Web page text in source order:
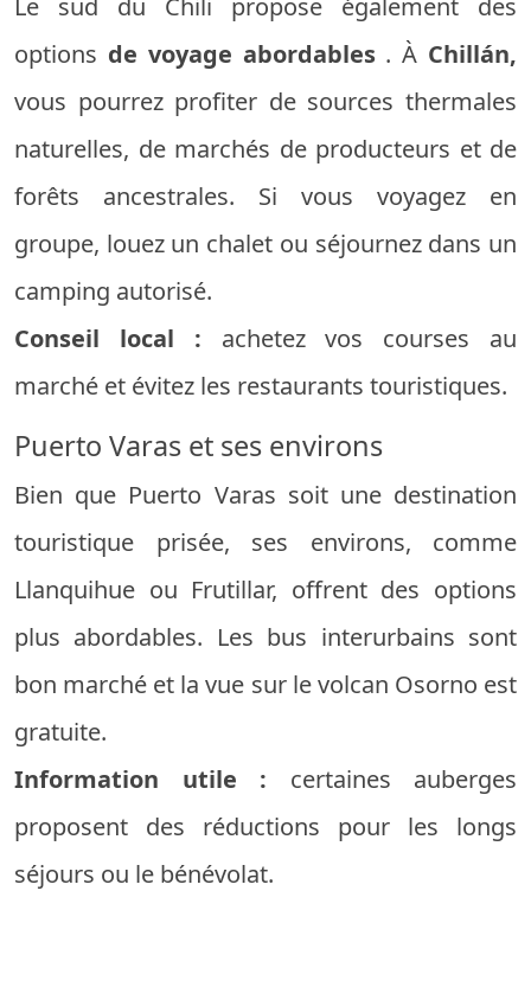
Le sud du Chili propose également des
options de voyage abordables. À Chillán,
vous pourrez profiter de sources thermales
naturelles, de marchés de producteurs et de
forêts ancestrales. Si vous voyagez en
groupe, louez un chalet ou séjournez dans un
camping autorisé.
Conseil local : achetez vos courses au
marché et évitez les restaurants touristiques.
Puerto Varas et ses environs
Bien que Puerto Varas soit une destination
touristique prisée, ses environs, comme
Llanquihue ou Frutillar, offrent des options
plus abordables. Les bus interurbains sont
bon marché et la vue sur le volcan Osorno est
gratuite.
Information utile : certaines auberges
proposent des réductions pour les longs
séjours ou le bénévolat.